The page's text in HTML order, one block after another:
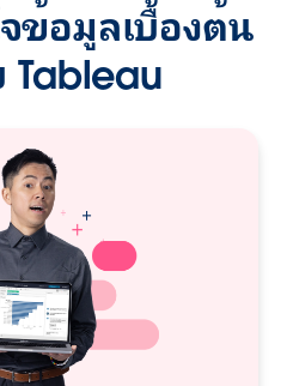
ข้อมูลเบื้องต้น
Tableau